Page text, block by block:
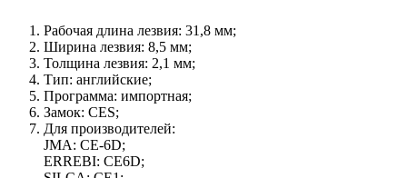
Рабочая длина лезвия: 31,8 мм;
Ширина лезвия: 8,5 мм;
Толщина лезвия: 2,1 мм;
Тип: английские;
Программа: импортная;
Замок: CES;
Для производителей:
JMA: CE-6D;
ERREBI: CE6D;